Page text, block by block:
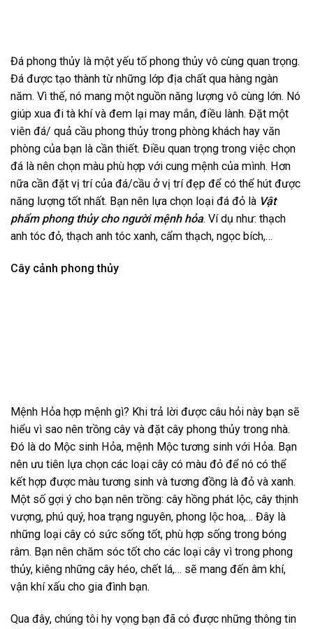
Đá phong thủy là một yếu tố phong thủy vô cùng quan trọng.
Đá được tạo thành từ những lớp địa chất qua hàng ngàn
năm. Vì thế, nó mang một nguồn năng lượng vô cùng lớn. Nó
giúp xua đi tà khí và đem lại may mắn, điều lành. Đặt một
viên đá/ quả cầu phong thủy trong phòng khách hay văn
phòng của bạn là cần thiết. Điều quan trọng trong việc chọn
đá là nên chọn màu phù hợp với cung mệnh của mình. Hơn
nữa cần đặt vị trí của đá/cầu ở vị trí đẹp để có thể hút được
năng lượng tốt nhất. Bạn nên lựa chọn loại đá đỏ là Vật
phẩm phong thủy cho người mệnh hỏa. Ví dụ như: thạch
anh tóc đỏ, thạch anh tóc xanh, cẩm thạch, ngọc bích,…
Cây cảnh phong thủy
Mệnh Hỏa hợp mệnh gì? Khi trả lời được câu hỏi này bạn sẽ
hiểu vì sao nên trồng cây và đặt cây phong thủy trong nhà.
Đó là do Mộc sinh Hỏa, mệnh Mộc tương sinh với Hỏa. Bạn
nên ưu tiên lựa chọn các loại cây có màu đỏ để nó có thể
kết hợp được màu tương sinh và tương đồng là đỏ và xanh.
Một số gợi ý cho bạn nên trồng: cây hồng phát lộc, cây thịnh
vượng, phú quý, hoa trạng nguyên, phong lộc hoa,… Đây là
những loại cây có sức sống tốt, phù hợp sống trong bóng
râm. Bạn nên chăm sóc tốt cho các loại cây vì trong phong
thủy, kiêng những cây héo, chết lá,… sẽ mang đến âm khí,
vận khí xấu cho gia đình bạn.
Qua đây, chúng tôi hy vọng bạn đã có được những thông tin